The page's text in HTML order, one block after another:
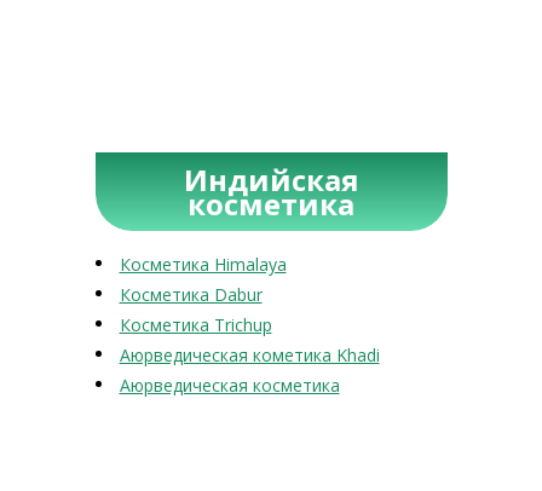
Индийская
косметика
Косметика Himalaya
Косметика Dabur
Косметика Trichup
Аюрведическая кометика Khadi
Аюрведическая косметика